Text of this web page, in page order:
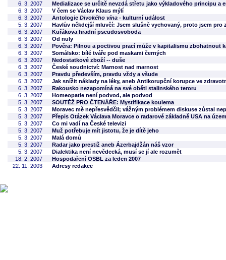
6. 3. 2007
Medializace se určitě nevzdá střetu jako výkladového principu
6. 3. 2007
V čem se Václav Klaus mýlí
6. 3. 2007
Antologie Divokého vína - kulturní událost
5. 3. 2007
Havlův někdejší mluvčí: Jsem slušně vychovaný, proto jsem pro
6. 3. 2007
Kuřákova hradní pseudosvoboda
6. 3. 2007
Od nuly
6. 3. 2007
Pověra: Pilnou a poctivou prací může v kapitalismu zbohatnout
6. 3. 2007
Somálsko: bílé tváře pod maskami černých
6. 3. 2007
Nedostatkové zboží -- duše
6. 3. 2007
České soudnictví: Marnost nad marnost
6. 3. 2007
Pravdu především, pravdu vždy a všude
6. 3. 2007
Jak snížit náklady na léky, aneb Antikorupční korupce ve
6. 3. 2007
Rakousko nezapomíná na své oběti stalinského teroru
6. 3. 2007
Homeopatie není podvod, ale podvod
5. 3. 2007
SOUTĚŽ PRO ČTENÁŘE: Mystifikace koulema
5. 3. 2007
Moravec mě nepřesvědčil; vážným problémem diskuse zůstal
5. 3. 2007
Přepis Otázek Václava Moravce o radarové základně USA na
5. 3. 2007
Co mi vadí na České televizi
5. 3. 2007
Muž potřebuje mít jistotu, že je dítě jeho
5. 3. 2007
Malá domů
5. 3. 2007
Radar jako prestiž aneb Ázerbajdžán náš vzor
5. 3. 2007
Dialektika není nevědecká, musí se jí ale rozumět
18. 2. 2007
Hospodaření OSBL za leden 2007
22. 11. 2003
Adresy redakce